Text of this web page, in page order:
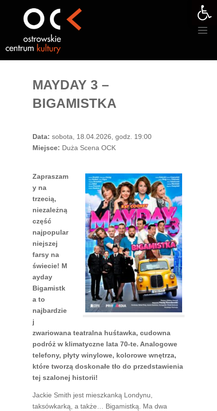
MAYDAY 3 –
BIGAMISTKA
Data: sobota, 18.04.2026, godz. 19:00
Miejsce: Duża Scena OCK
Zapraszam
y na
trzecią,
niezależną
część
najpopular
niejszej
farsy na
świecie! M
ayday
Bigamistk
a to
najbardzie
j
zwariowana teatralna huśtawka, cudowna
podróż w klimatyczne lata 70-te. Analogowe
telefony, płyty winylowe, kolorowe wnętrza,
które tworzą doskonałe tło do przedstawienia
tej szalonej historii!
Jackie Smith jest mieszkanką Londynu,
taksówkarką, a także… Bigamistką. Ma dwa